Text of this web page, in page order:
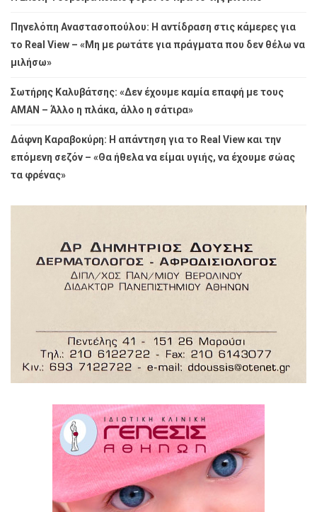
Πηνελόπη Αναστασοπούλου: Η αντίδραση στις κάμερες για
το Real View – «Μη με ρωτάτε για πράγματα που δεν θέλω να
μιλήσω»
Σωτήρης Καλυβάτσης: «Δεν έχουμε καμία επαφή με τους
ΑΜΑΝ – Άλλο η πλάκα, άλλο η σάτιρα»
Δάφνη Καραβοκύρη: Η απάντηση για το Real View και την
επόμενη σεζόν – «Θα ήθελα να είμαι υγιής, να έχουμε σώας
τα φρένας»